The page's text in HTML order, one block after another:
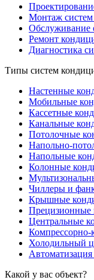
Монтаж
Обслуживание
Ремонт
Диагностика
Типы систем
Настенные
Мобильные
Кассетные
Канальные
Потолочные
Напольно-
Напольные
Колонные
Чиллеры и
Крышные
Прецизионные
Центральные
Компрессорно-
Холодильный
Какой у вас объект?